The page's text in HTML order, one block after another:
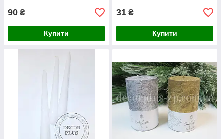
90 ₴
Купити
31 ₴
Купити